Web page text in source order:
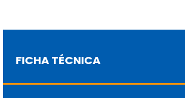
FICHA TÉCNICA